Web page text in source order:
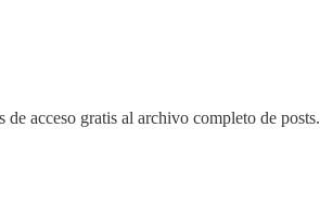
acceso gratis al archivo completo de posts.